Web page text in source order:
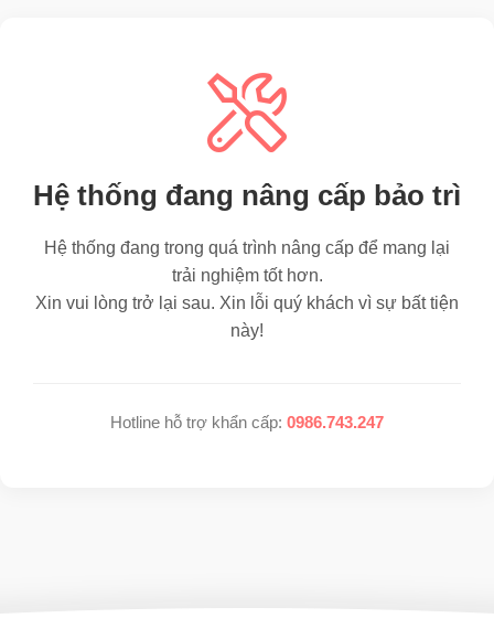
Hệ thống đang nâng cấp bảo trì
Hệ thống đang trong quá trình nâng cấp để mang lại
trải nghiệm tốt hơn.
Xin vui lòng trở lại sau. Xin lỗi quý khách vì sự bất tiện
này!
Hotline hỗ trợ khẩn cấp: 0986.743.247